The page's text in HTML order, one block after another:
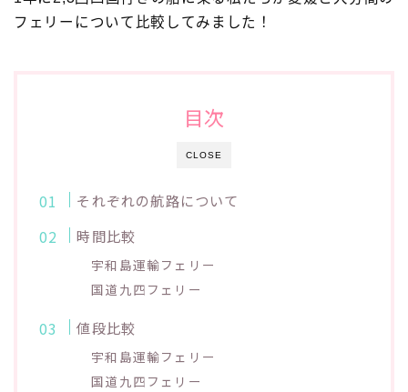
フェリーについて比較してみました！
CLOSE
目次
それぞれの航路について
時間比較
宇和島運輸フェリー
国道九四フェリー
値段比較
宇和島運輸フェリー
国道九四フェリー